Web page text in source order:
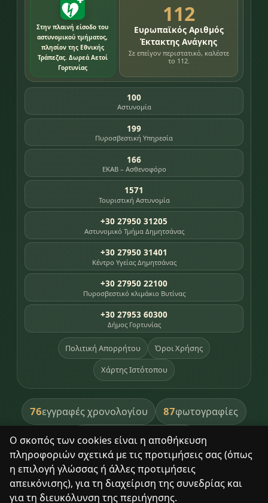
Ο σκοπός των cookies είναι η αποθήκευση
πληροφοριών σχετικά με τις προτιμήσεις σας (όπως
η επιλογή γλώσσας ή άλλες προτιμήσεις
απεικόνισης), για τη διαχείριση της συνεδρίας και
για τη διευκόλυνση της περιήγησης.
Στην πλαινή είσοδο του
αστυνομικού τμήματος,
πλησίον της Εθνικής
Τράπεζας. Δωρεά Αετοί
Γορτυνίας
112
Ευρωπαϊκός Αριθμός
Έκτακτης Ανάγκης
Σε επείγον περιστατικό, καλέστε
το 112.
100
Αστυνομία
199
Πυροσβεστική Υπηρεσία
166
ΕΚΑΒ – Ασθενοφόρο
1571
Τουριστική Αστυνομία
+30 27950 31205
Αστυνομικό Τμήμα Δημητσάνας
+30 27950 31401
Κέντρο Υγείας Δημητσάνας
+30 27950 22100
Πυροσβεστικό κλιμάκιο Βυτίνας
+30 27953 60300
Δήμος Γορτυνίας
Πολιτική Απορρήτου Όροι Χρήσης
Χάρτης Ιστότοπου
76εγγραφές χρονολογίου 87φωτογραφίες
391βιβλία βιβλιοθήκης
8σημεία κληρονομιάς